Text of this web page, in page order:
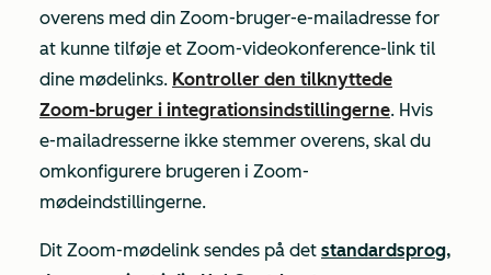
overens med din Zoom-bruger-e-mailadresse for
at kunne tilføje et Zoom-videokonference-link til
dine mødelinks. Kontroller den tilknyttede
Zoom-bruger i integrationsindstillingerne. Hvis
e-mailadresserne ikke stemmer overens, skal du
omkonfigurere brugeren i Zoom-
mødeindstillingerne.
Dit Zoom-mødelink sendes på det standardsprog,